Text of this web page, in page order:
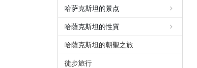
哈萨克斯坦的景点
哈薩克斯坦的性質
哈薩克斯坦的朝聖之旅
徒步旅行